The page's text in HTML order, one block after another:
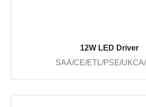
12W LED Driver
SAA/CE/ETL/PSE/